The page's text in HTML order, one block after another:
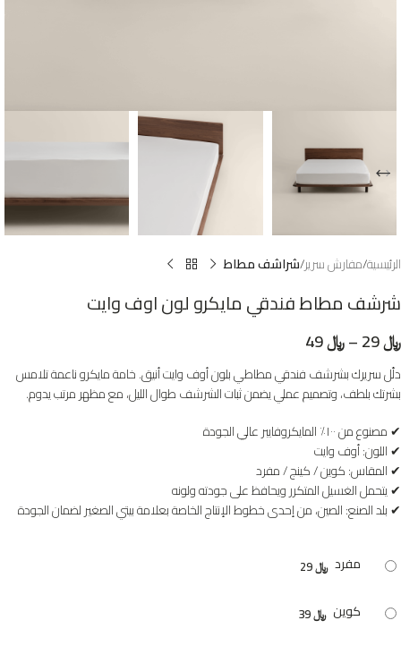
الرئيسية مفارش سرير شراشف مطاط
شرشف مطاط فندقي مايكرو لون اوف وايت
﷼ –﷼
‎دلّل سريرك بشرشف فندقي مطاطي بلون أوف وايت أنيق. خامة مايكرو ناعمة تلامس
بشرتك بلطف، وتصميم عملي يضمن ثبات الشرشف طوال الليل، مع مظهر مرتب يدوم.
مفرد ﷼
كوين ﷼